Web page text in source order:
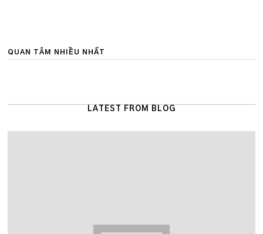
QUAN TÂM NHIỀU NHẤT
LATEST FROM BLOG